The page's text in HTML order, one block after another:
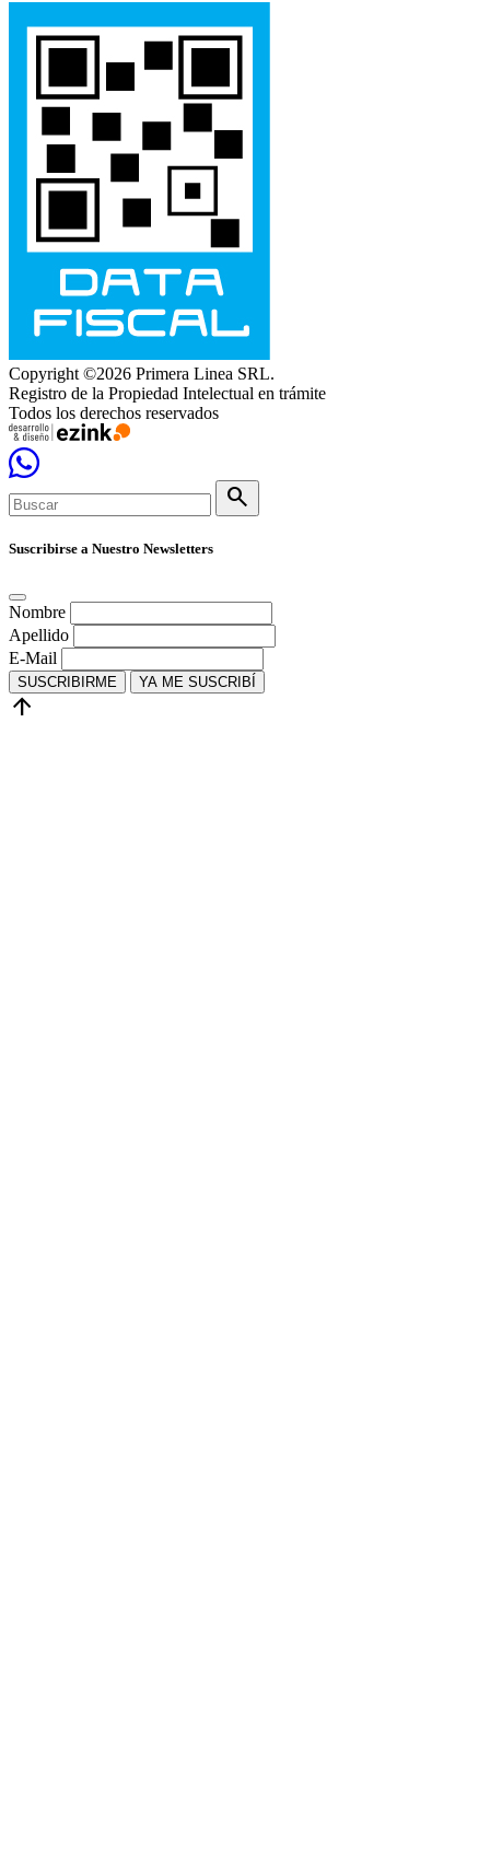
Copyright ©2026 Primera Linea SRL.
Registro de la Propiedad Intelectual en trámite
Todos los derechos reservados
search
Suscribirse a Nuestro Newsletters
Nombre
Apellido
E-Mail
SUSCRIBIRME YA ME SUSCRIBÍ
arrow_upward